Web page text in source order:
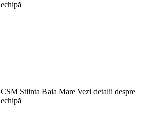
echipă
CSM Stiinta Baia Mare Vezi detalii despre
echipă